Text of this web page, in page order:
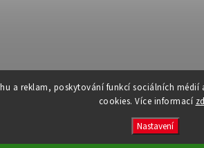
a reklam, poskytování funkcí sociálních
cookies. Více informací
Nastavení